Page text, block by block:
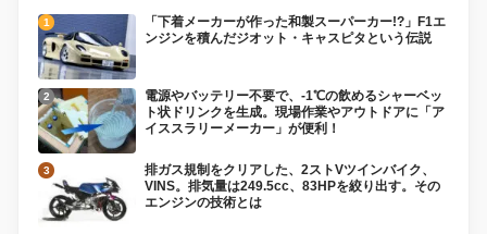
「下着メーカーが作った和製スーパーカー!?」F1エ
ンジンを積んだジオット・キャスピタという伝説
電源やバッテリー不要で、-1℃の飲めるシャーベッ
ト状ドリンクを生成。現場作業やアウトドアに「ア
イススラリーメーカー」が便利！
排ガス規制をクリアした、2ストVツインバイク、
VINS。排気量は249.5cc、83HPを絞り出す。その
エンジンの技術とは